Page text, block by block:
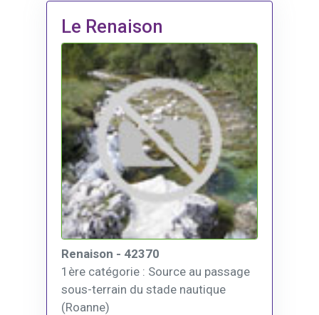
Le Renaison
Renaison - 42370
1ère catégorie : Source au passage
sous-terrain du stade nautique
(Roanne)